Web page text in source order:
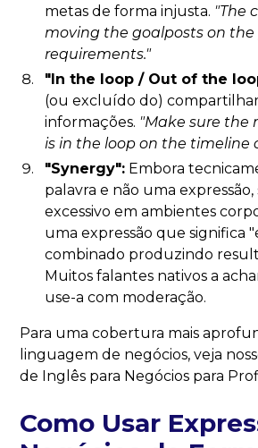
metas de forma injusta. "The
moving the goalposts on the
requirements."
"In the loop / Out of the
(ou excluído do)
informações. "Make sure the
is in the loop on the timeline
"Synergy": Embora
palavra e não uma expressão,
excessivo em ambientes
uma expressão que significa
combinado produzindo
Muitos falantes nativos a
use-a com moderação.
Para uma cobertura mais
linguagem de negócios, veja
de Inglês para Negócios para
Como Usar